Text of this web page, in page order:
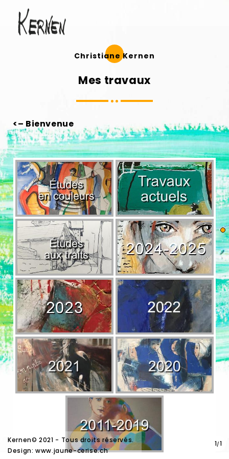
Christiane Kernen
Mes travaux
<– Bienvenue
1/1
Kernen© 2021 - Tous droits réservés.
Design:www.jaune-cerise.ch